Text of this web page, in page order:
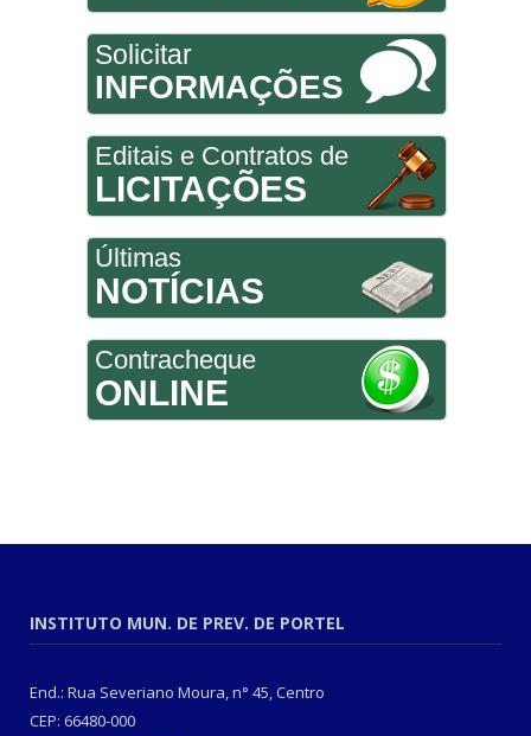
Solicitar
INFORMAÇÕES
Editais e Contratos de
LICITAÇÕES
Últimas
NOTÍCIAS
Contracheque
ONLINE
INSTITUTO MUN. DE PREV. DE PORTEL
End.: Rua Severiano Moura, n° 45, Centro
CEP: 66480-000